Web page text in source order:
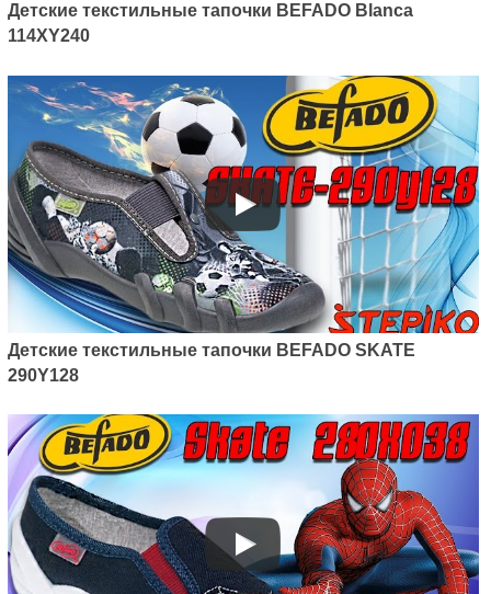
Детские текстильные тапочки BEFADO Blanca
114XY240
Детские текстильные тапочки BEFADO SKATE
290Y128